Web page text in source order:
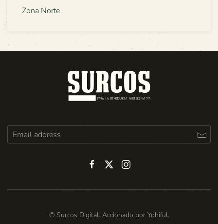
Zona Norte
© Surcos Digital. Accionado por Yohiful.